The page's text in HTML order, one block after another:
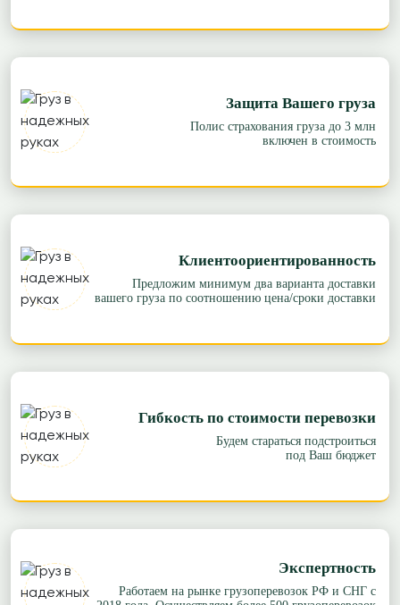
Защита Вашего груза
Полис страхования груза до 3 млн
включен в стоимость
Клиентоориентированность
Предложим минимум два варианта доставки
вашего груза по соотношению цена/сроки доставки
Гибкость по стоимости перевозки
Будем стараться подстроиться
под Ваш бюджет
Экспертность
Работаем на рынке грузоперевозок РФ и СНГ с